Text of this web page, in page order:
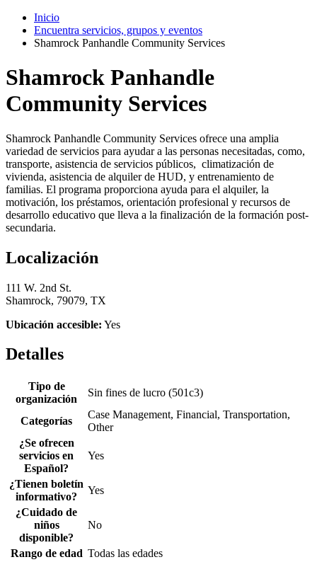
Inicio
Encuentra servicios, grupos y eventos
Shamrock Panhandle Community Services
Shamrock Panhandle
Community Services
Shamrock Panhandle Community Services ofrece una amplia
variedad de servicios para ayudar a las personas necesitadas, como,
transporte, asistencia de servicios públicos, climatización de
vivienda, asistencia de alquiler de HUD, y entrenamiento de
familias. El programa proporciona ayuda para el alquiler, la
motivación, los préstamos, orientación profesional y recursos de
desarrollo educativo que lleva a la finalización de la formación post-
secundaria.
Localización
111 W. 2nd St.
Shamrock, 79079, TX
Ubicación accesible: Yes
Detalles
Tipo de
organización
Sin fines de lucro (501c3)
Categorías
Case Management, Financial, Transportation,
Other
¿Se ofrecen
servicios en
Español?
Yes
¿Tienen boletín
informativo?
Yes
¿Cuidado de
niños
disponible?
No
Rango de edad Todas las edades